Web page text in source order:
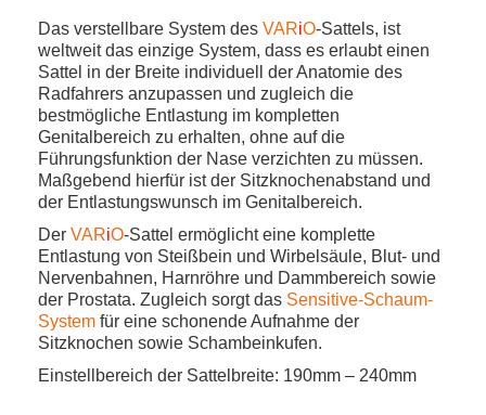
Das verstellbare System des VARiO-Sattels, ist
weltweit das einzige System, dass es erlaubt einen
Sattel in der Breite individuell der Anatomie des
Radfahrers anzupassen und zugleich die
bestmögliche Entlastung im kompletten
Genitalbereich zu erhalten, ohne auf die
Führungsfunktion der Nase verzichten zu müssen.
Maßgebend hierfür ist der Sitzknochenabstand und
der Entlastungswunsch im Genitalbereich.
Der VARiO-Sattel ermöglicht eine komplette
Entlastung von Steißbein und Wirbelsäule, Blut- und
Nervenbahnen, Harnröhre und Dammbereich sowie
der Prostata. Zugleich sorgt das Sensitive-Schaum-
System für eine schonende Aufnahme der
Sitzknochen sowie Schambeinkufen.
Einstellbereich der Sattelbreite: 190mm – 240mm